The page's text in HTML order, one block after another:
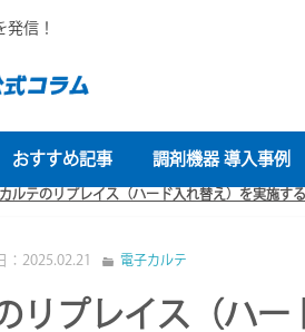
信！
おすすめ記事 調剤機器 導入事例
ルテのリプレイス（ハード入れ替え）を実施す
2025.02.21 電子カルテ
リプレイス（ハー